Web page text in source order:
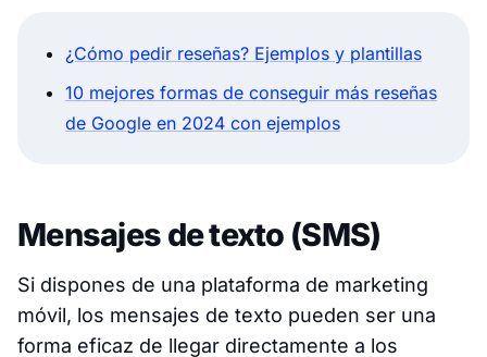
¿Cómo pedir reseñas? Ejemplos y plantillas
10 mejores formas de conseguir más reseñas
de Google en 2024 con ejemplos
Mensajes de texto (SMS)
Si dispones de una plataforma de marketing
móvil, los mensajes de texto pueden ser una
forma eficaz de llegar directamente a los